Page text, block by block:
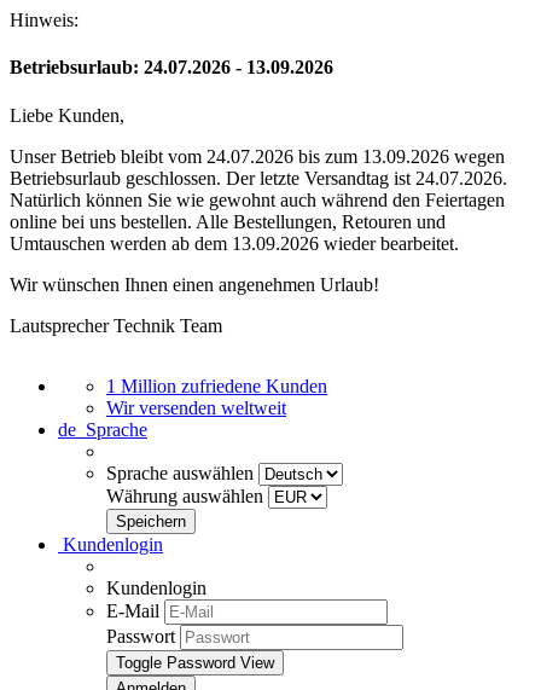
Hinweis:
Betriebsurlaub: 24.07.2026 - 13.09.2026
Liebe Kunden,
Unser Betrieb bleibt vom 24.07.2026 bis zum 13.09.2026 wegen
Betriebsurlaub geschlossen. Der letzte Versandtag ist 24.07.2026.
Natürlich können Sie wie gewohnt auch während den Feiertagen
online bei uns bestellen. Alle Bestellungen, Retouren und
Umtauschen werden ab dem 13.09.2026 wieder bearbeitet.
Wir wünschen Ihnen einen angenehmen Urlaub!
Lautsprecher Technik Team
1 Million zufriedene Kunden
Wir versenden weltweit
de Sprache
Sprache auswählen
Währung auswählen
Kundenlogin
Kundenlogin
E-Mail
Passwort
Toggle Password View